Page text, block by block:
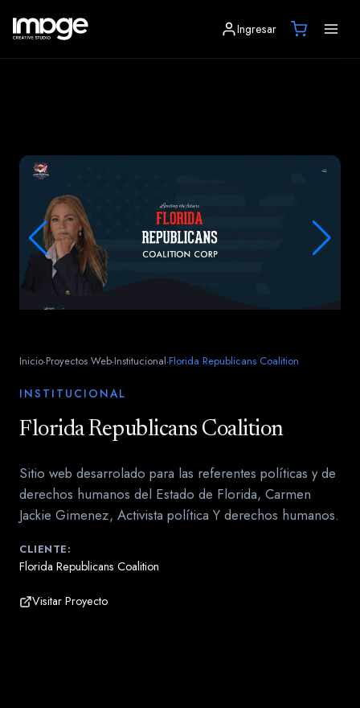
Ingresar
Inicio·Proyectos Web·Institucional·Florida Republicans Coalition
INSTITUCIONAL
Florida Republicans Coalition
Sitio web desarrolado para las referentes políticas y de
derechos humanos del Estado de Florida, Carmen
Jackie Gimenez, Activista política Y derechos humanos.
CLIENTE:
Florida Republicans Coalition
Visitar Proyecto